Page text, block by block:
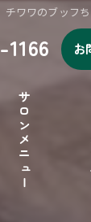
チワワのブッフ
お
サロンメニュー